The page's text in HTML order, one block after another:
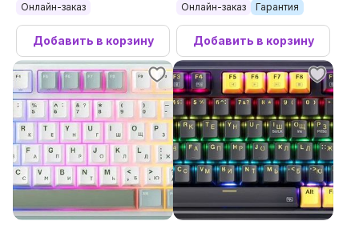
Онлайн-заказ
Добавить в корзину
Онлайн-заказ Гарантия
Добавить в корзину